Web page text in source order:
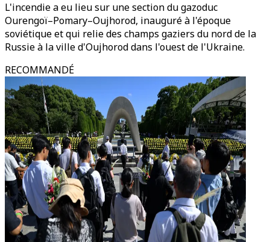
L'incendie a eu lieu sur une section du gazoduc
Ourengoï–Pomary–Oujhorod, inauguré à l'époque
soviétique et qui relie des champs gaziers du nord de la
Russie à la ville d'Oujhorod dans l'ouest de l'Ukraine.
RECOMMANDÉ